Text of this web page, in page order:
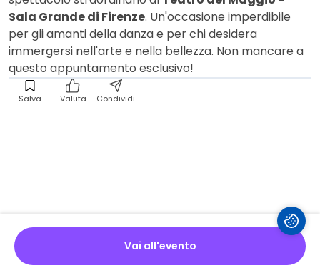
Sala Grande di Firenze. Un'occasione imperdibile
per gli amanti della danza e per chi desidera
immergersi nell'arte e nella bellezza. Non mancare a
questo appuntamento esclusivo!
Salva Valuta Condividi
Vai all'evento